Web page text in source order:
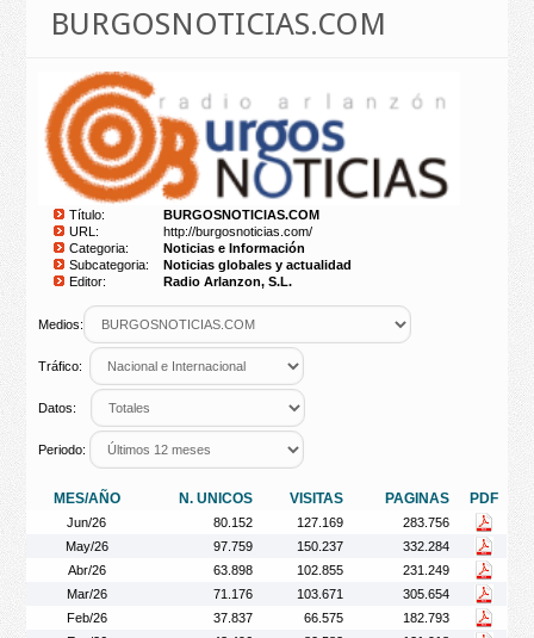
BURGOSNOTICIAS.COM
Título:
BURGOSNOTICIAS.COM
URL:
http://burgosnoticias.com/
Categoria:
Noticias e Información
Subcategoria:
Noticias globales y actualidad
Editor:
Radio Arlanzon, S.L.
Medios:
Tráfico:
Datos:
Periodo:
MES/AÑO N. UNICOS VISITAS PAGINAS PDF
Jun/26 80.152 127.169
283.756
May/26
97.759 150.237
332.284
Abr/26
63.898 102.855
231.249
Mar/26
71.176 103.671
305.654
Feb/26
37.837 66.575
182.793